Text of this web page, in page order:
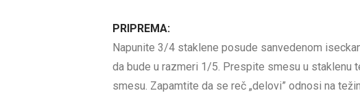
PRIPREMA:
Napunite 3/4 staklene posude sanvedenom
da bude u razmeri 1/5. Prespite smesu u staklenu
smesu. Zapamtite da se reč „delovi” odnosi na